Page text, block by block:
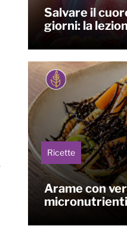
Salvare il
giorni: la
Ricette
Arame con
micronutrienti